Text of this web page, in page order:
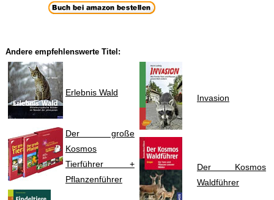
Andere empfehlenswerte Titel:
Erlebnis Wald
Der große
Kosmos
Tierführer +
Pflanzenführer
Invasion
Der Kosmos
Waldführer